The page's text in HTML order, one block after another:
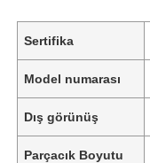
Sertifika
Model numarası
Dış görünüş
Parçacık Boyutu